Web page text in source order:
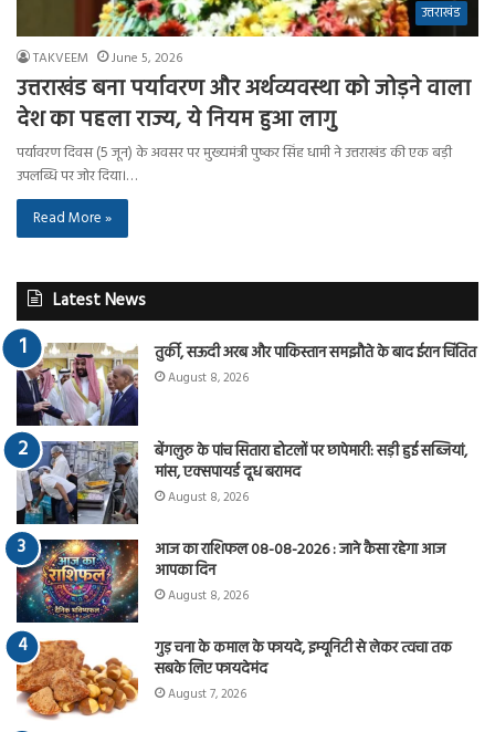
उत्तराखंड
TAKVEEM June 5, 2026
उत्तराखंड बना पर्यावरण और अर्थव्यवस्था को जोड़ने वाला
देश का पहला राज्य, ये नियम हुआ लागु
पर्यावरण दिवस (5 जून) के अवसर पर मुख्यमंत्री पुष्कर सिंह धामी ने उत्तराखंड की एक बड़ी
उपलब्धि पर जोर दिया।…
Read More »
Latest News
तुर्की, सऊदी अरब और पाकिस्तान समझौते के बाद ईरान चिंतित
August 8, 2026
बेंगलुरु के पांच सितारा होटलों पर छापेमारी: सड़ी हुई सब्जियां,
मांस, एक्सपायर्ड दूध बरामद
August 8, 2026
आज का राशिफल 08-08-2026 : जाने कैसा रहेगा आज
आपका दिन
August 8, 2026
गुड़ चना के कमाल के फायदे, इम्यूनिटी से लेकर त्वचा तक
सबके लिए फायदेमंद
August 7, 2026